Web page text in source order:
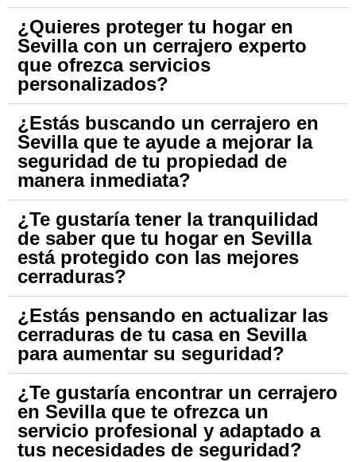
¿Quieres proteger tu hogar en
Sevilla con un cerrajero experto
que ofrezca servicios
personalizados?
¿Estás buscando un cerrajero en
Sevilla que te ayude a mejorar la
seguridad de tu propiedad de
manera inmediata?
¿Te gustaría tener la tranquilidad
de saber que tu hogar en Sevilla
está protegido con las mejores
cerraduras?
¿Estás pensando en actualizar las
cerraduras de tu casa en Sevilla
para aumentar su seguridad?
¿Te gustaría encontrar un cerrajero
en Sevilla que te ofrezca un
servicio profesional y adaptado a
tus necesidades de seguridad?